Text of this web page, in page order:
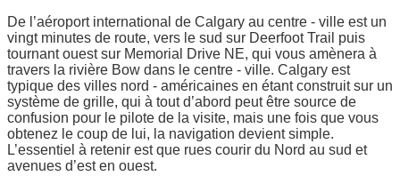
De l’aéroport international de Calgary au centre - ville est un
vingt minutes de route, vers le sud sur Deerfoot Trail puis
tournant ouest sur Memorial Drive NE, qui vous amènera à
travers la rivière Bow dans le centre - ville. Calgary est
typique des villes nord - américaines en étant construit sur un
système de grille, qui à tout d’abord peut être source de
confusion pour le pilote de la visite, mais une fois que vous
obtenez le coup de lui, la navigation devient simple.
L’essentiel à retenir est que rues courir du Nord au sud et
avenues d’est en ouest.